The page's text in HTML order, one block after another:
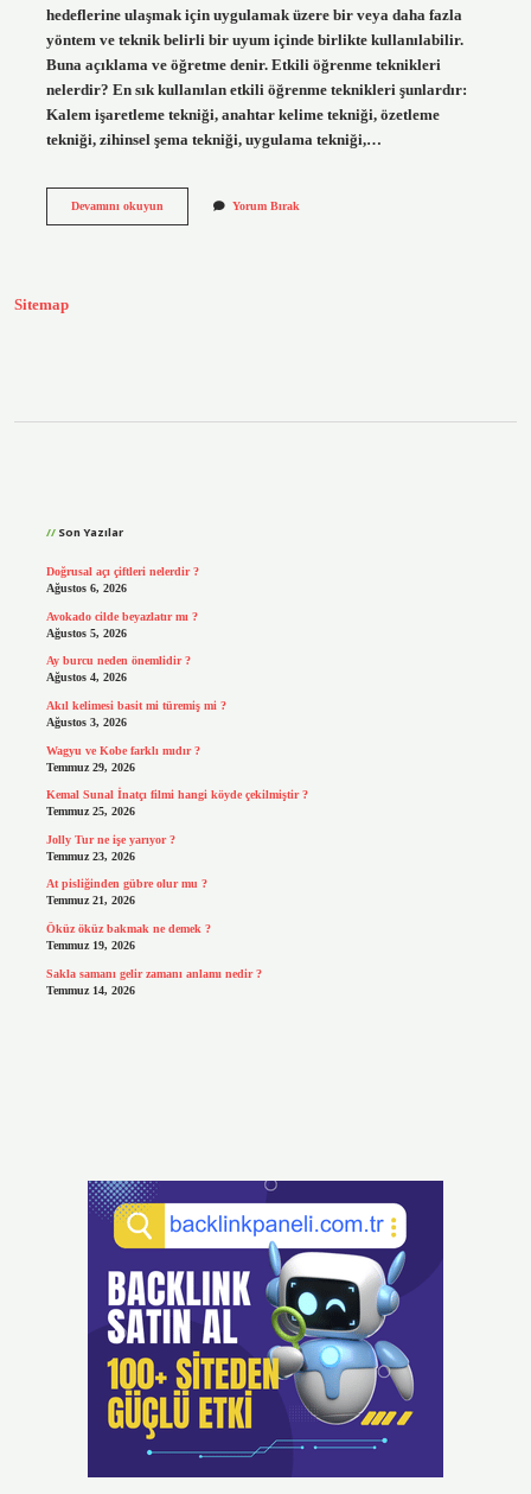
hedeflerine ulaşmak için uygulamak üzere bir veya daha fazla
yöntem ve teknik belirli bir uyum içinde birlikte kullanılabilir.
Buna açıklama ve öğretme denir. Etkili öğrenme teknikleri
nelerdir? En sık kullanılan etkili öğrenme teknikleri şunlardır:
Kalem işaretleme tekniği, anahtar kelime tekniği, özetleme
tekniği, zihinsel şema tekniği, uygulama tekniği,…
Devamını okuyunAktif
Yorum Bırak
Sitemap
Son Yazılar
Doğrusal açı çiftleri nelerdir ?
Ağustos 6, 2026
Avokado cilde beyazlatır mı ?
Ağustos 5, 2026
Ay burcu neden önemlidir ?
Ağustos 4, 2026
Akıl kelimesi basit mi türemiş mi ?
Ağustos 3, 2026
Wagyu ve Kobe farklı mıdır ?
Temmuz 29, 2026
Kemal Sunal İnatçı filmi hangi köyde çekilmiştir ?
Temmuz 25, 2026
Jolly Tur ne işe yarıyor ?
Temmuz 23, 2026
At pisliğinden gübre olur mu ?
Temmuz 21, 2026
Öküz öküz bakmak ne demek ?
Temmuz 19, 2026
Sakla samanı gelir zamanı anlamı nedir ?
Temmuz 14, 2026